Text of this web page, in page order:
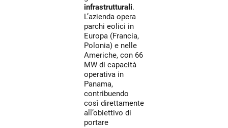
infrastrutturali.
L’azienda opera
parchi eolici in
Europa (Francia,
Polonia) e nelle
Americhe, con 66
MW di capacità
operativa in
Panama,
contribuendo
così direttamente
all’obiettivo di
portare